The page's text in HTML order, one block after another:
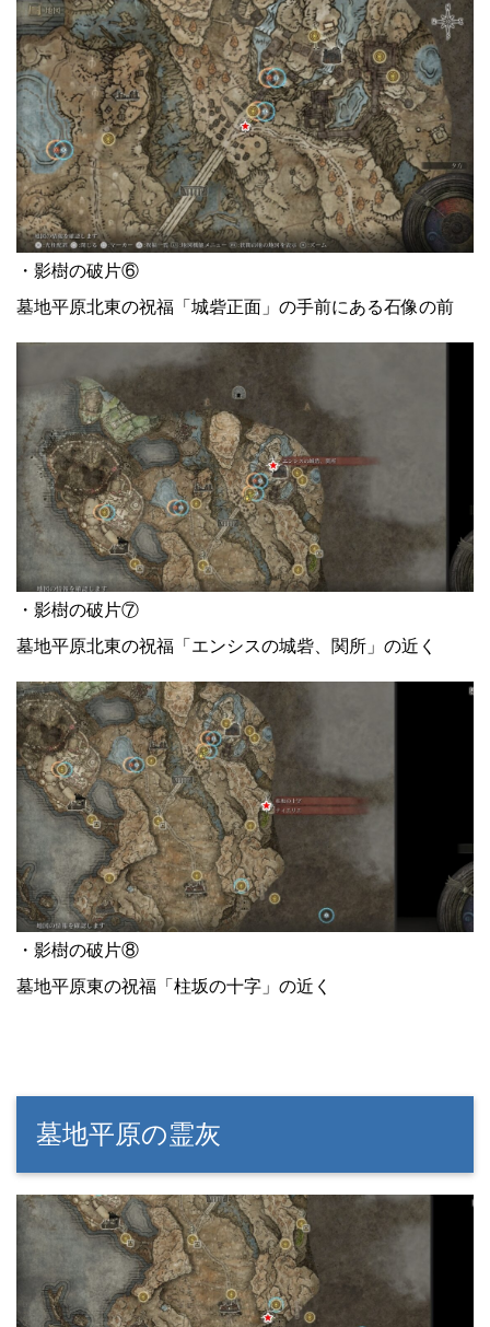
・影樹の破片⑥
墓地平原北東の祝福「城砦正面」の手前にある石像の前
・影樹の破片⑦
墓地平原北東の祝福「エンシスの城砦、関所」の近く
・影樹の破片⑧
墓地平原東の祝福「柱坂の十字」の近く
墓地平原の霊灰